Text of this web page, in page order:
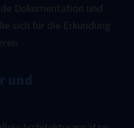
Dokumentation und
sich für die Erkundung
und